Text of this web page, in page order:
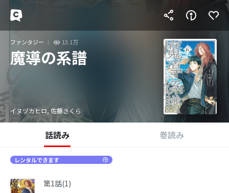
ファンタジー 13.1万
魔導の系譜
イヌヅカヒロ, 佐藤さくら
話読み 巻読み
レンタルできます
第1話(1)